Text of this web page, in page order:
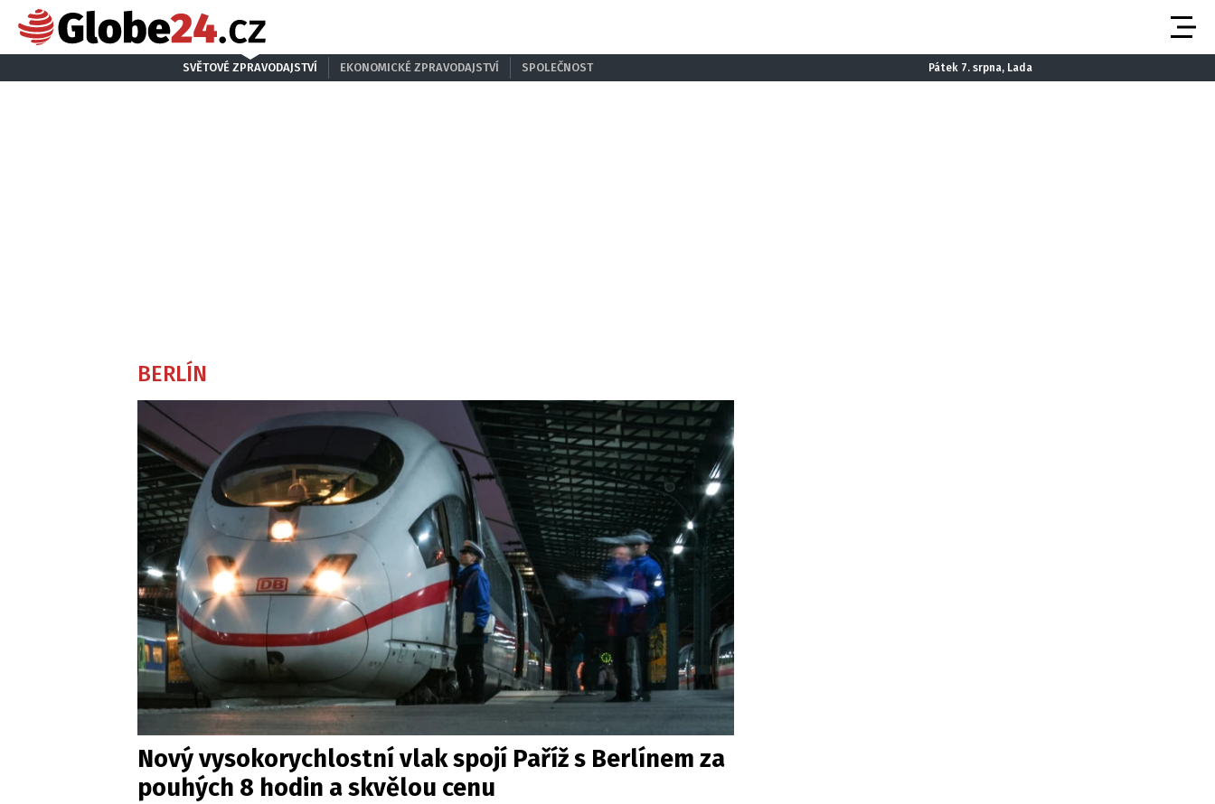
SVĚTOVÉ ZPRAVODAJSTVÍ EKONOMICKÉ ZPRAVODAJSTVÍ SPOLEČNOST Pátek 7. srpna, Lada
BERLÍN
Nový vysokorychlostní vlak spojí Paříž s Berlínem za
pouhých 8 hodin a skvělou cenu